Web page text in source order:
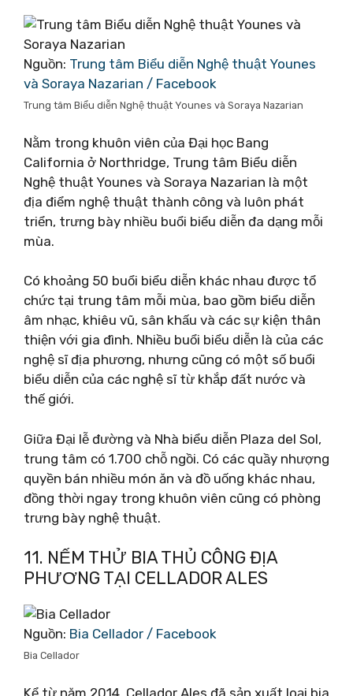
Nguồn: Trung tâm Biểu diễn Nghệ thuật Younes
và Soraya Nazarian / Facebook
Trung tâm Biểu diễn Nghệ thuật Younes và Soraya Nazarian
Nằm trong khuôn viên của Đại học Bang
California ở Northridge, Trung tâm Biểu diễn
Nghệ thuật Younes và Soraya Nazarian là một
địa điểm nghệ thuật thành công và luôn phát
triển, trưng bày nhiều buổi biểu diễn đa dạng mỗi
mùa.
Có khoảng 50 buổi biểu diễn khác nhau được tổ
chức tại trung tâm mỗi mùa, bao gồm biểu diễn
âm nhạc, khiêu vũ, sân khấu và các sự kiện thân
thiện với gia đình. Nhiều buổi biểu diễn là của các
nghệ sĩ địa phương, nhưng cũng có một số buổi
biểu diễn của các nghệ sĩ từ khắp đất nước và
thế giới.
Giữa Đại lễ đường và Nhà biểu diễn Plaza del Sol,
trung tâm có 1.700 chỗ ngồi. Có các quầy nhượng
quyền bán nhiều món ăn và đồ uống khác nhau,
đồng thời ngay trong khuôn viên cũng có phòng
trưng bày nghệ thuật.
11. NẾM THỬ BIA THỦ CÔNG ĐỊA
PHƯƠNG TẠI CELLADOR ALES
Nguồn: Bia Cellador / Facebook
Bia Cellador
Kể từ năm 2014, Cellador Ales đã sản xuất loại bia